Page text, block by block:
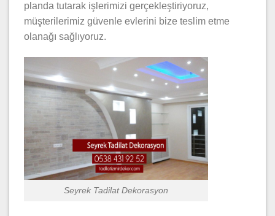
planda tutarak işlerimizi gerçekleştiriyoruz,
müşterilerimiz güvenle evlerini bize teslim etme
olanağı sağlıyoruz.
Seyrek Tadilat Dekorasyon